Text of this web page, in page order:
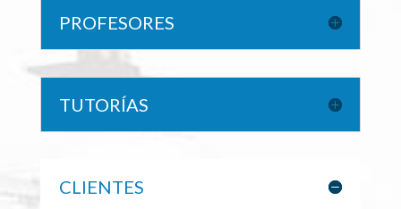
PROFESORES
TUTORÍAS
CLIENTES